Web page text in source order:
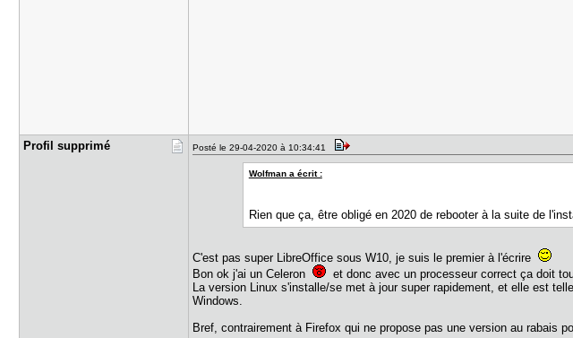
Profil sup​primé Posté le 29-04-2020 à 10:34:41
Wolfman a écrit :
Rien que ça, être obligé en 2020 de rebooter à la suite de
C'est pas super LibreOffice sous W10, je suis le premier à l'écrire
Bon ok j'ai un Celeron
et donc avec un processeur correct ça doit
La version Linux s'installe/se met à jour super rapidement, et elle est
Windows.
Bref, contrairement à Firefox qui ne propose pas une version au rabais